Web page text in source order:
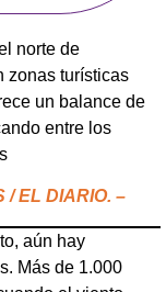
norte de
zonas turísticas
un balance de
entre los
/ EL DIARIO. –
aún hay
Más de 1.000